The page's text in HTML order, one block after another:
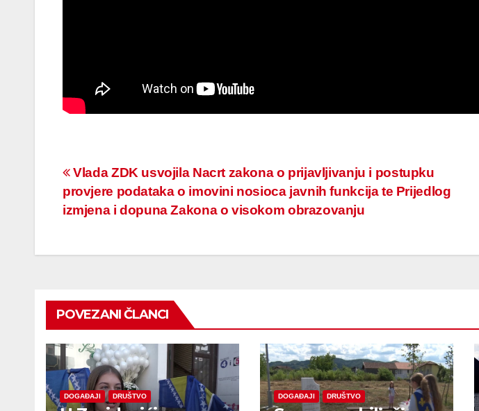
Navigacija
članaka
Vlada ZDK usvojila Nacrt zakona o prijavljivanju i postupku
provjere podataka o imovini nosioca javnih funkcija te Prijedlog
izmjena i dopuna Zakona o visokom obrazovanju
POVEZANI ČLANCI
DOGAĐAJI DRUŠTVO DOGAĐAJI DRUŠTVO